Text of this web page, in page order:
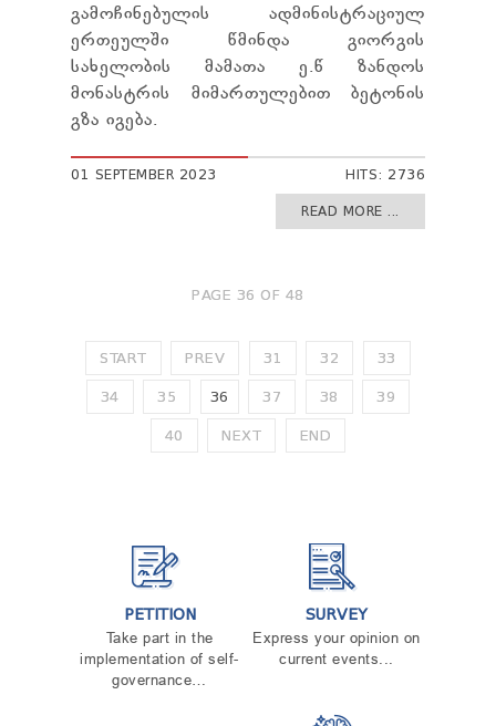
გამოჩინებულის ადმინისტრაციულ
ერთეულში წმინდა გიორგის
სახელობის მამათა ე.წ ზანდოს
მონასტრის მიმართულებით ბეტონის
გზა იგება.
01 SEPTEMBER 2023 HITS: 2736
READ MORE ...
PAGE 36 OF 48
START PREV 31 32 33
34 35 36 37 38 39
40 NEXT END
PETITION
Take part in the
implementation of self-
governance…
SURVEY
Express your opinion on
current events...